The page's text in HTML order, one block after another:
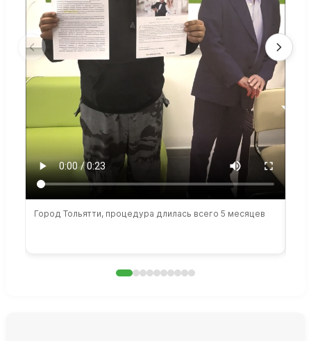
Город Тольятти, процедура длилась всего 5 месяцев